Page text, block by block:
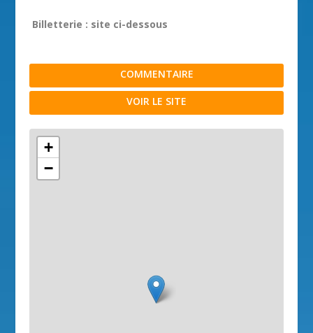
Billetterie : site ci-dessous
COMMENTAIRE
VOIR LE SITE
+
−